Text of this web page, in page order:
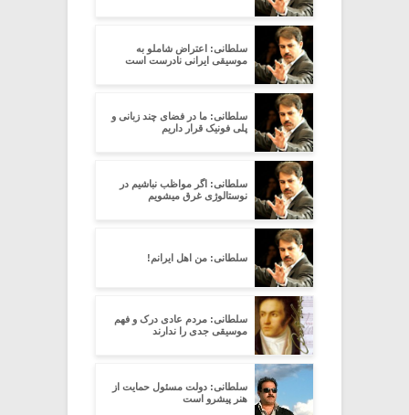
سلطانی: اعتراض شاملو به
موسیقی ایرانی نادرست است
سلطانی: ما در فضای چند زبانی و
پلی فونیک قرار داریم
سلطانی: اگر مواظب نباشیم در
نوستالوژی غرق میشویم
سلطانی: من اهل ایرانم!
سلطانی: مردم عادی درک و فهم
موسیقی جدی را ندارند
سلطانی: دولت مسئول حمایت از
هنر پیشرو است